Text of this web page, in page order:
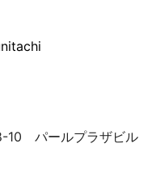
パールプラザビル